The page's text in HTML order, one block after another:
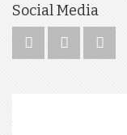
Social Media